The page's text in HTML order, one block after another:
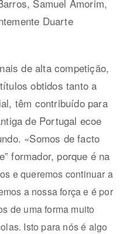
Samuel Amorim,
Duarte
de alta competição,
obtidos tanto a
têm contribuído para
de Portugal ecoe
«Somos de facto
formador, porque é na
e queremos continuar a
a nossa força e é por
de uma forma muito
Isto para nós é algo